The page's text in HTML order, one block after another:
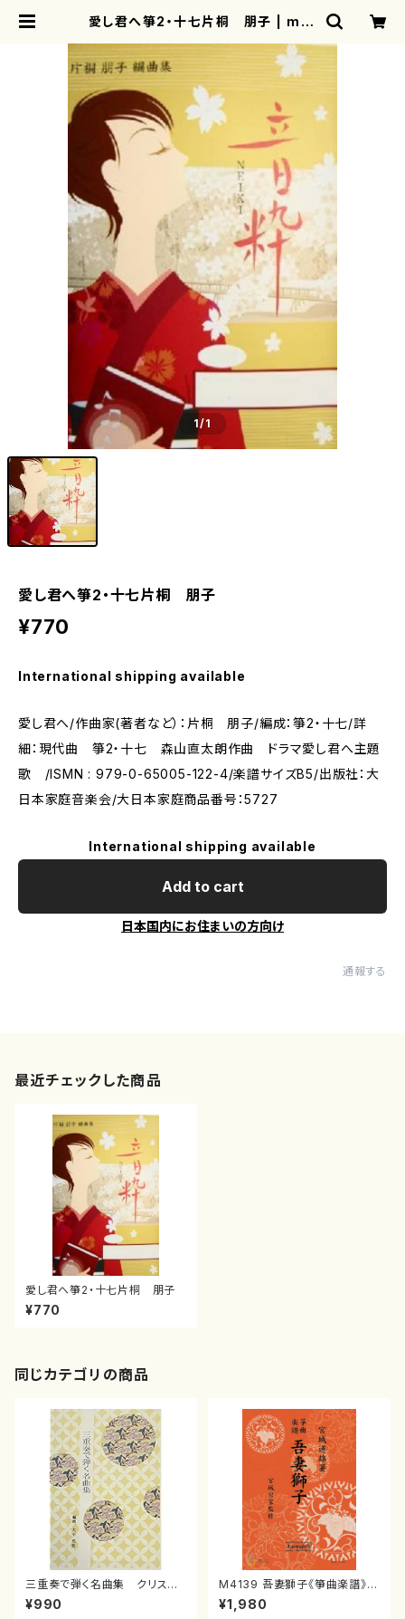
愛し君へ箏2・十七片桐 朋子 | mot
1/1
愛し君へ箏2・十七片桐 朋子
¥770
International shipping available
愛し君へ/作曲家(著者など）：片桐 朋子/編成：箏2・十七/詳
細：現代曲 箏2・十七 森山直太朗作曲 ドラマ愛し君へ主題
歌 /ISMN : 979-0-65005-122-4/楽譜サイズB5/出版社：大
日本家庭音楽会/大日本家庭商品番号：5727
International shipping available
Add to cart
日本国内にお住まいの方向け
通報する
最近チェックした商品
愛し君へ箏2・十七片桐 朋子
¥770
同じカテゴリの商品
三重奏で弾く名曲集 クリスマ
スメドレー( 箏2/大平光美 編
曲/楽譜）
¥990
M4139 吾妻獅子《箏曲楽譜》
（箏/宮城道雄著・宮城宗家監修/
箏曲古典楽譜）
¥1,980